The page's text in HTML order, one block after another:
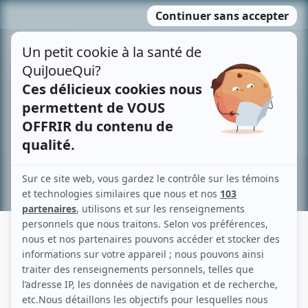
MENU
contenu
Recherche avancée »
ALEXANDRE BEAUDOIN
Liens
Fiche de Alexandre Beaudoin sur Showbizz.net